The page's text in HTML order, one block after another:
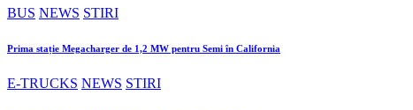
BUS NEWS STIRI
Prima stație Megacharger de 1,2 MW pentru Semi în California
E-TRUCKS NEWS STIRI